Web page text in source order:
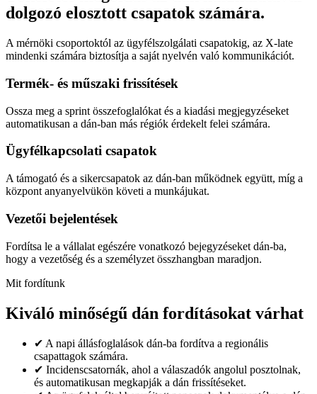
dolgozó elosztott csapatok számára.
A mérnöki csoportoktól az ügyfélszolgálati csapatokig, az X-late
mindenki számára biztosítja a saját nyelvén való kommunikációt.
Termék- és műszaki frissítések
Ossza meg a sprint összefoglalókat és a kiadási megjegyzéseket
automatikusan a dán-ban más régiók érdekelt felei számára.
Ügyfélkapcsolati csapatok
A támogató és a sikercsapatok az dán-ban működnek együtt, míg a
központ anyanyelvükön követi a munkájukat.
Vezetői bejelentések
Fordítsa le a vállalat egészére vonatkozó bejegyzéseket dán-ba,
hogy a vezetőség és a személyzet összhangban maradjon.
Mit fordítunk
Kiváló minőségű dán fordításokat várhat
✔ A napi állásfoglalások dán-ba fordítva a regionális
csapattagok számára.
✔ Incidenscsatornák, ahol a válaszadók angolul posztolnak,
és automatikusan megkapják a dán frissítéseket.